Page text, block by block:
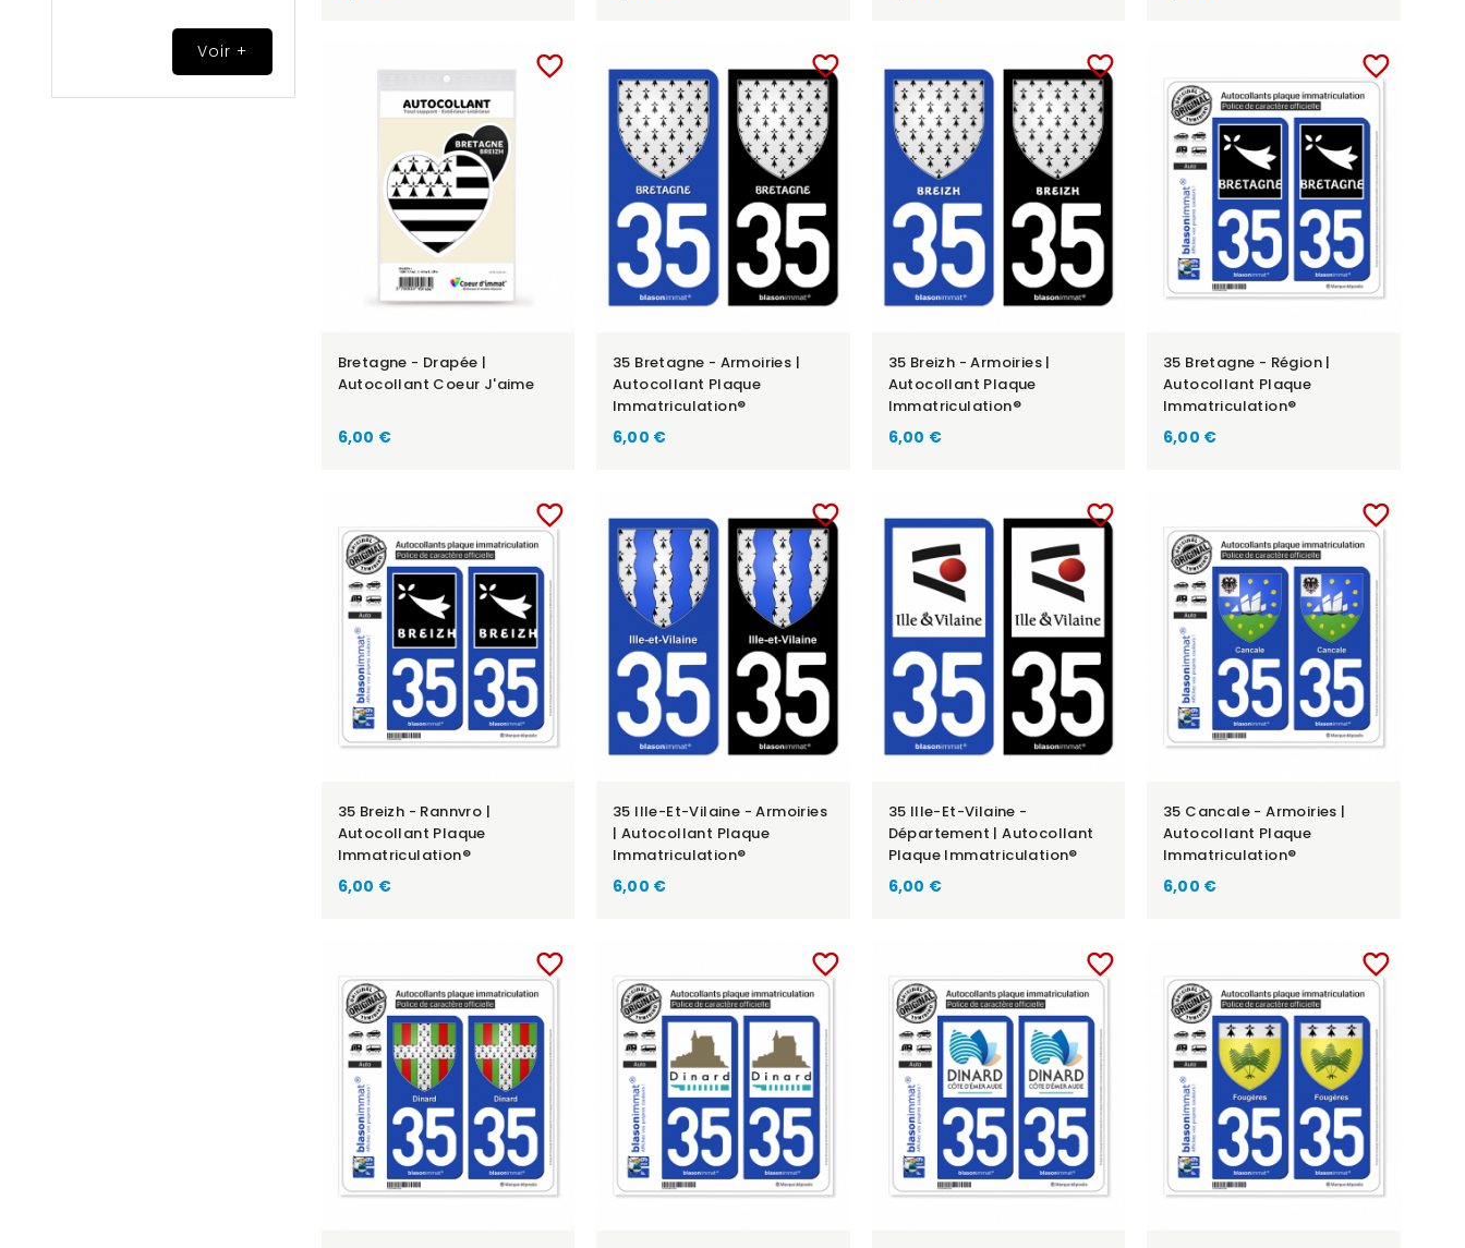
Voir + favorite_border
Bretagne - Drapée |
Autocollant Coeur J'aime
6,00 €
favorite_border
35 Bretagne - Armoiries |
Autocollant Plaque
Immatriculation®
6,00 €
favorite_border
35 Breizh - Armoiries |
Autocollant Plaque
Immatriculation®
6,00 €
favorite_border
35 Bretagne - Région |
Autocollant Plaque
Immatriculation®
6,00 €
favorite_border
35 Breizh - Rannvro |
Autocollant Plaque
Immatriculation®
6,00 €
favorite_border
35 Ille-Et-Vilaine - Armoiries
| Autocollant Plaque
Immatriculation®
6,00 €
favorite_border
35 Ille-Et-Vilaine -
Département | Autocollant
Plaque Immatriculation®
6,00 €
favorite_border
35 Cancale - Armoiries |
Autocollant Plaque
Immatriculation®
6,00 €
favorite_border favorite_border favorite_border favorite_border